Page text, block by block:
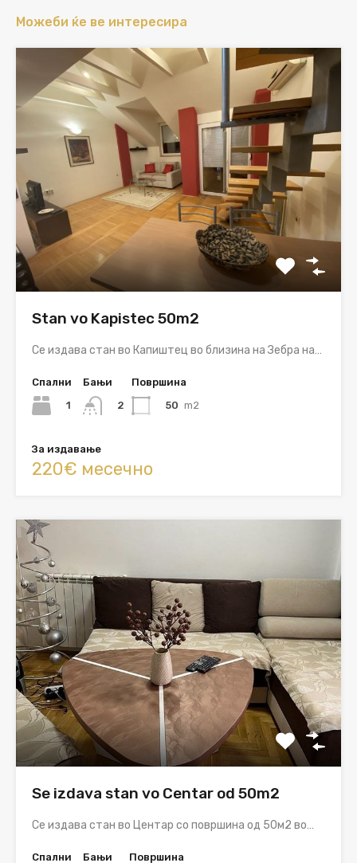
Можеби ќе ве интересира
Stan vo Kapistec 50m2
Се издава стан во Капиштец во близина на Зебра на…
Спални
1
Бањи
2
Површина
50 m2
За издавање
220€ месечно
Se izdava stan vo Centar od 50m2
Се издава стан во Центар со површина од 50м2 во…
Спални
Бањи
Површина